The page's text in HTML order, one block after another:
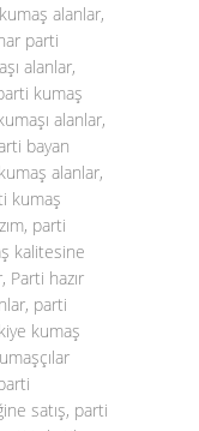
alanlar,
parti
alanlar,
kumaş
alanlar,
bayan
alanlar,
kumaş
parti
kalitesine
Parti hazır
parti
kumaş
satış, parti